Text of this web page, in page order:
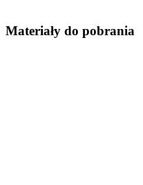
Materiały do pobrania